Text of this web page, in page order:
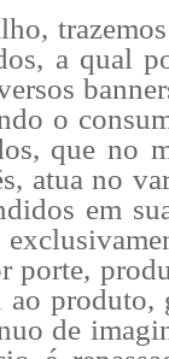
a qual
o
que no
atua no
em
porte,
ao produto,
de